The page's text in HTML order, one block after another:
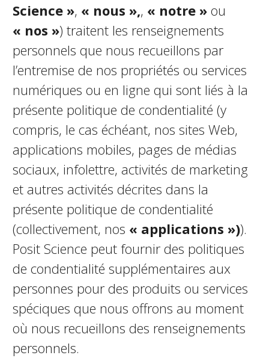
Science », « nous »,, « notre »ou
« nos ») traitent les renseignements
personnels que nous recueillons par
l’entremise de nos propriétés ou services
numériques ou en ligne qui sont liés à la
présente politique de confidentialité (y
compris, le cas échéant, nos sites Web,
applications mobiles, pages de médias
sociaux, infolettre, activités de marketing
et autres activités décrites dans la
présente politique de confidentialité
(collectivement, nos « applications »)).
Posit Science peut fournir des politiques
de confidentialité supplémentaires aux
personnes pour des produits ou services
spécifiques que nous offrons au moment
où nous recueillons des renseignements
personnels.